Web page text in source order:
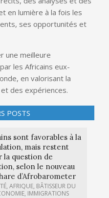
en lumière à la fois les
ses opportunités et
une meilleure
les Africains eux-
en valorisant la
des expériences.
POSTS
sont favorables à la
mais restent
la question de
selon le nouveau
d’Afrobarometer
, AFRIQUE, BÂTISSEUR DU
, IMMIGRATIONS